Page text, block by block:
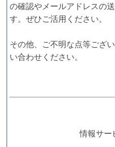
の確認やメールアドレスの
す。ぜひご活用ください。
その他、ご不明な点等ござ
い合わせください。
情報サ